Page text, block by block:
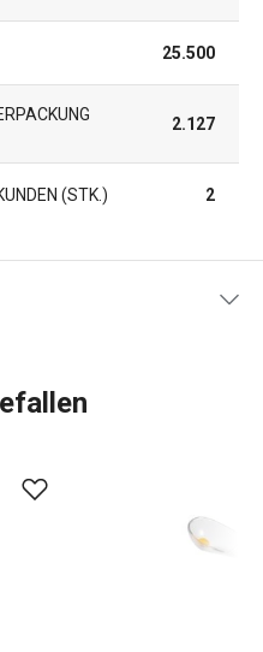
25.500
(
2.127
(STK.) 2